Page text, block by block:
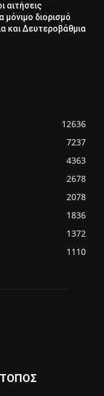
αιτήσεις
μόνιμο διορισμό
και Δευτεροβάθμια
12636
7237
4363
2678
2078
1836
1372
1110